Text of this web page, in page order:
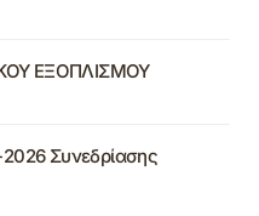
ΕΞΟΠΛΙΣΜΟΥ
Συνεδρίασης